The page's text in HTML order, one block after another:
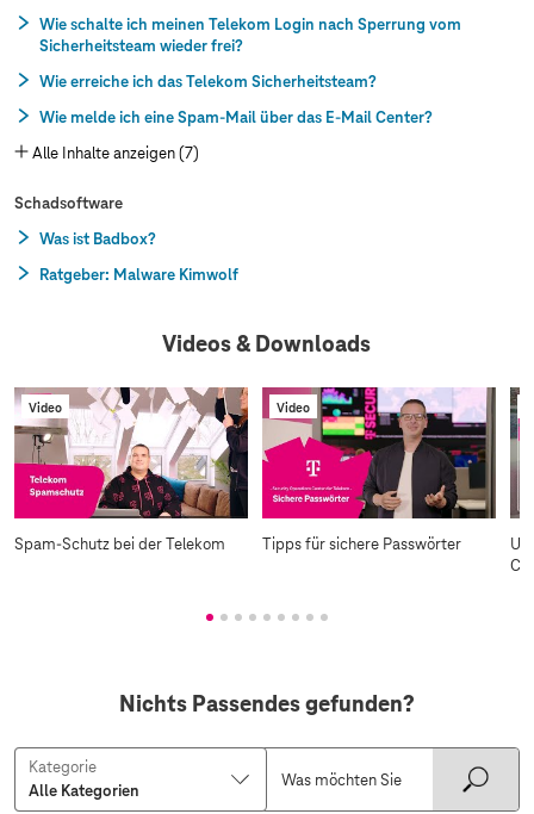
Wie schalte ich meinen Telekom Login nach Sperrung vom
Sicherheitsteam wieder frei?
Wie erreiche ich das Telekom Sicherheitsteam?
Wie melde ich eine Spam-Mail über das E-Mail Center?
Alle Inhalte anzeigen (7)
Schadsoftware
Was ist Badbox?
Ratgeber: Malware Kimwolf
Videos & Downloads
Video
Spam-Schutz bei der Telekom
Video
Tipps für sichere Passwörter
Nichts Passendes gefunden?
Kategorie